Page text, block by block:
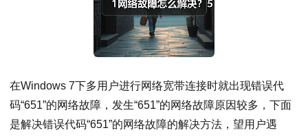
在Windows 7下多用户进行网络宽带连接时就出现错误代
码“651”的网络故障，发生“651”的网络故障原因较多，下面
是解决错误代码“651”的网络故障的解决方法，望用户遇